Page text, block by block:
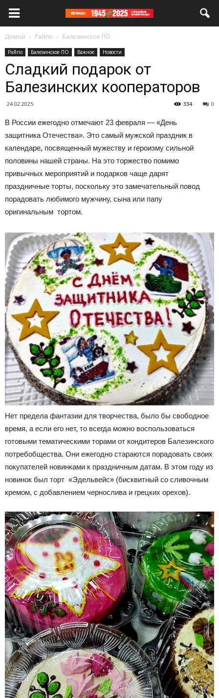
Домой Райпо Балезинское ПО
Райпо Балезинское ПО Важное Новости
Сладкий подарок от
Балезинских кооператоров
24.02.2025 0
334
В России ежегодно отмечают 23 февраля — «День
защитника Отечества». Это самый мужской праздник в
календаре, посвященный мужеству и героизму сильной
половины нашей страны. На это торжество помимо
привычных мероприятий и подарков чаще дарят
праздничные торты, поскольку это замечательный повод
порадовать любимого мужчину, сына или папу
оригинальным тортом.
Нет предела фантазии для творчества, было бы свободное
время, а если его нет, то всегда можно воспользоваться
готовыми тематическими торами от кондитеров Балезинского
потребобщества. Они ежегодно стараются порадовать своих
покупателей новинками к праздничным датам. В этом году из
новинок был торт «Эдельвейс» (бисквитный со сливочным
кремом, с добавлением чернослива и грецких орехов).